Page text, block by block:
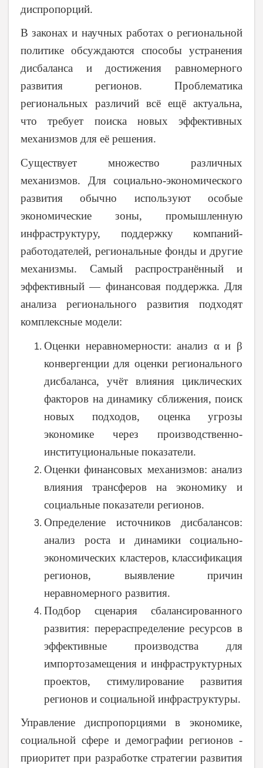
диспропорций.
В законах и научных работах о региональной
политике обсуждаются способы устранения
дисбаланса и достижения равномерного
развития регионов. Проблематика
региональных различий всё ещё актуальна,
что требует поиска новых эффективных
механизмов для её решения.
Существует множество различных
механизмов. Для социально-экономического
развития обычно используют особые
экономические зоны, промышленную
инфраструктуру, поддержку компаний-
работодателей, региональные фонды и другие
механизмы. Самый распространённый и
эффективный — финансовая поддержка. Для
анализа регионального развития подходят
комплексные модели:
Оценки неравномерности: анализ α и β
конвергенции для оценки регионального
дисбаланса, учёт влияния циклических
факторов на динамику сближения, поиск
новых подходов, оценка угрозы
экономике через производственно-
институциональные показатели.
Оценки финансовых механизмов: анализ
влияния трансферов на экономику и
социальные показатели регионов.
Определение источников дисбалансов:
анализ роста и динамики социально-
экономических кластеров, классификация
регионов, выявление причин
неравномерного развития.
Подбор сценария сбалансированного
развития: перераспределение ресурсов в
эффективные производства для
импортозамещения и инфраструктурных
проектов, стимулирование развития
регионов и социальной инфраструктуры.
Управление диспропорциями в экономике,
социальной сфере и демографии регионов -
приоритет при разработке стратегии развития